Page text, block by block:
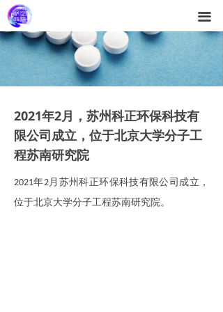
끀
2021年2月，苏州科正环保科技有
限公司成立，位于北京大学分子工
程苏南研究院
2021年2月苏州科正环保科技有限公司成立，
位于北京大学分子工程苏南研究院。